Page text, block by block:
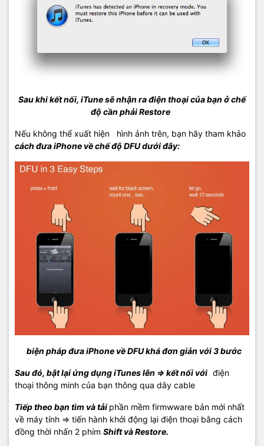
Sau khi kết nối, iTune sẽ nhận ra điện thoại của bạn ở chế
độ cần phải Restore
Nếu không thể xuất hiện hình ảnh trên, bạn hãy tham khảo
cách đưa iPhone về chế độ DFU dưới đây:
biện pháp đưa iPhone về DFU khá đơn giản với 3 bước
Sau đó, bật lại ứng dụng iTunes lên => kết nối với điện
thoại thông minh của bạn thông qua dây cable
Tiếp theo bạn tìm và tải phần mềm firmwware bản mới nhất
về máy tính => tiến hành khởi động lại điện thoại bằng cách
đồng thời nhấn 2 phím Shift và Restore.